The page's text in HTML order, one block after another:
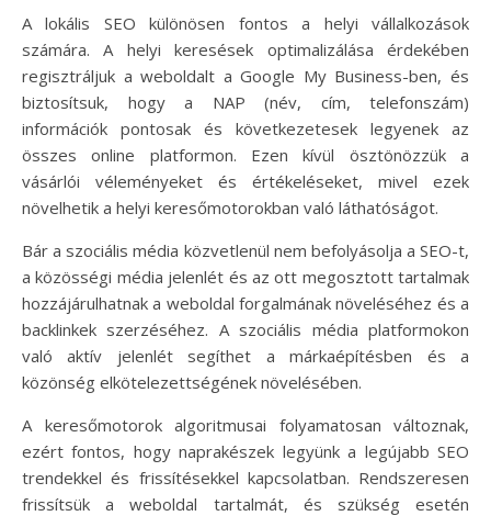
A lokális SEO különösen fontos a helyi vállalkozások
számára. A helyi keresések optimalizálása érdekében
regisztráljuk a weboldalt a Google My Business-ben, és
biztosítsuk, hogy a NAP (név, cím, telefonszám)
információk pontosak és következetesek legyenek az
összes online platformon. Ezen kívül ösztönözzük a
vásárlói véleményeket és értékeléseket, mivel ezek
növelhetik a helyi keresőmotorokban való láthatóságot.
Bár a szociális média közvetlenül nem befolyásolja a SEO-t,
a közösségi média jelenlét és az ott megosztott tartalmak
hozzájárulhatnak a weboldal forgalmának növeléséhez és a
backlinkek szerzéséhez. A szociális média platformokon
való aktív jelenlét segíthet a márkaépítésben és a
közönség elkötelezettségének növelésében.
A keresőmotorok algoritmusai folyamatosan változnak,
ezért fontos, hogy naprakészek legyünk a legújabb SEO
trendekkel és frissítésekkel kapcsolatban. Rendszeresen
frissítsük a weboldal tartalmát, és szükség esetén